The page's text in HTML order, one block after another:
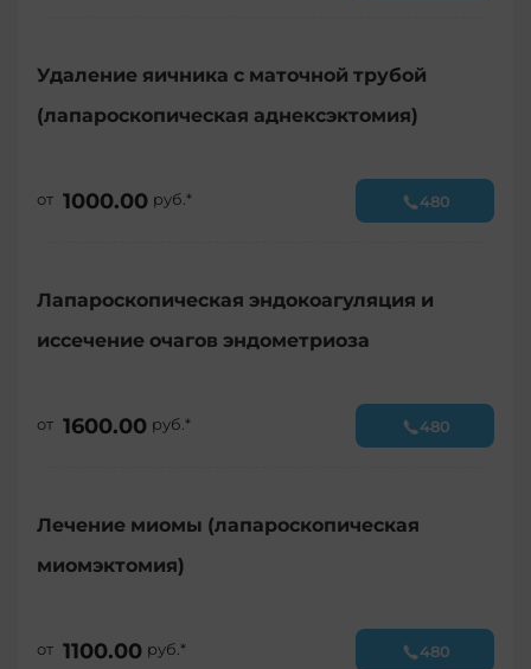
Удаление яичника с маточной трубой
(лапароскопическая аднексэктомия)
от 1000.00 руб.* 480
Лапароскопическая эндокоагуляция и
иссечение очагов эндометриоза
от 1600.00 руб.* 480
Лечение миомы (лапароскопическая
миомэктомия)
от 1100.00 руб.* 480